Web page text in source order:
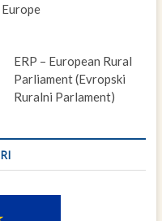
ERP – European Rural
Parliament (Evropski
Ruralni Parlament)